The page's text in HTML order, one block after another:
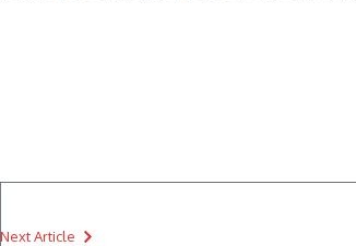
Next Article